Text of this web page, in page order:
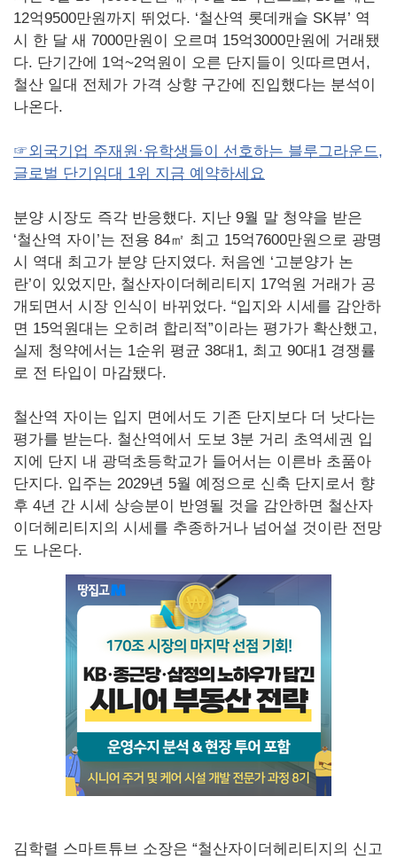
12억9500만원까지 뛰었다. ‘철산역 롯데캐슬 SK뷰’ 역
시 한 달 새 7000만원이 오르며 15억3000만원에 거래됐
다. 단기간에 1억~2억원이 오른 단지들이 잇따르면서,
철산 일대 전체가 가격 상향 구간에 진입했다는 분석이
나온다.
☞외국기업 주재원·유학생들이 선호하는 블루그라운드,
글로벌 단기임대 1위 지금 예약하세요
분양 시장도 즉각 반응했다. 지난 9월 말 청약을 받은
‘철산역 자이’는 전용 84㎡ 최고 15억7600만원으로 광명
시 역대 최고가 분양 단지였다. 처음엔 ‘고분양가 논
란’이 있었지만, 철산자이더헤리티지 17억원 거래가 공
개되면서 시장 인식이 바뀌었다. “입지와 시세를 감안하
면 15억원대는 오히려 합리적”이라는 평가가 확산했고,
실제 청약에서는 1순위 평균 38대1, 최고 90대1 경쟁률
로 전 타입이 마감됐다.
철산역 자이는 입지 면에서도 기존 단지보다 더 낫다는
평가를 받는다. 철산역에서 도보 3분 거리 초역세권 입
지에 단지 내 광덕초등학교가 들어서는 이른바 초품아
단지다. 입주는 2029년 5월 예정으로 신축 단지로서 향
후 4년 간 시세 상승분이 반영될 것을 감안하면 철산자
이더헤리티지의 시세를 추종하거나 넘어설 것이란 전망
도 나온다.
김학렬 스마트튜브 소장은 “철산자이더헤리티지의 신고